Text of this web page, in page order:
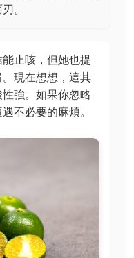
。
止咳，但她也提
現在想想，這其
強。如果你忽略
不必要的麻煩。